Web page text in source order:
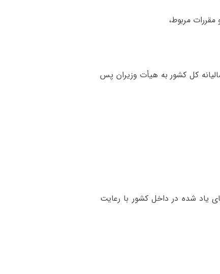
کل کشور به هیأت وزیران پس
یاد شده در داخل کشور با رعایت